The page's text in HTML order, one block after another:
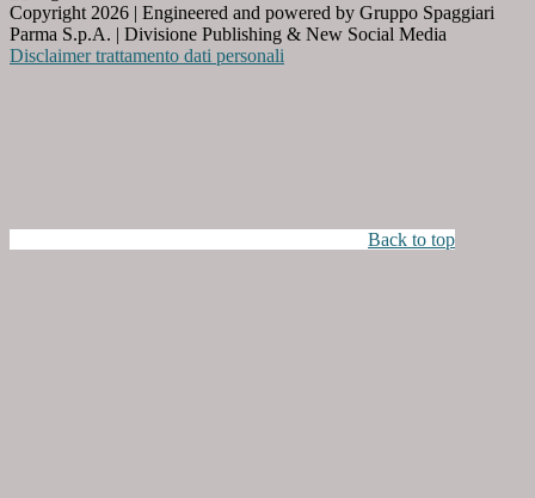
Copyright 2026 | Engineered and powered by Gruppo Spaggiari
Parma S.p.A. | Divisione Publishing & New Social Media
Disclaimer trattamento dati personali
Back to top